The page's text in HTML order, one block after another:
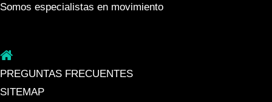
Somos especialistas en movimiento
PREGUNTAS FRECUENTES
SITEMAP